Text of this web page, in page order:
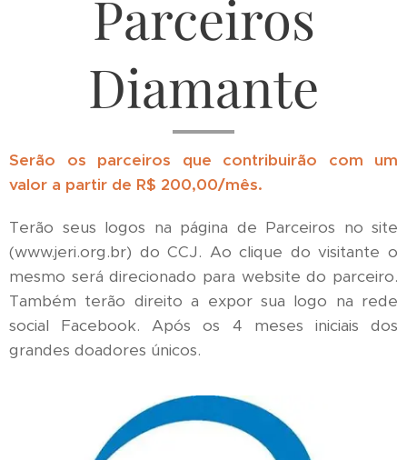
Parceiros
Diamante
Serão os parceiros que contribuirão com um
valor a partir de R$ 200,00/mês.
Terão seus logos na página de Parceiros no site
(www.jeri.org.br) do CCJ. Ao clique do visitante o
mesmo será direcionado para website do parceiro.
Também terão direito a expor sua logo na rede
social Facebook. Após os 4 meses iniciais dos
grandes doadores únicos.